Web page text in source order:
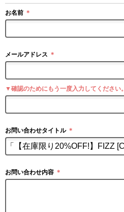
お名前 ＊
メールアドレス ＊
▼確認のためにもう一度入力してください。
お問い合わせタイトル ＊
お問い合わせ内容 ＊